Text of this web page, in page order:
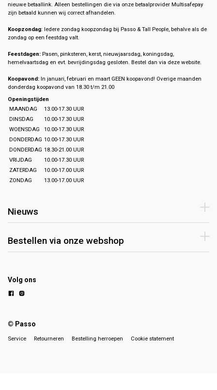
nieuwe betaallink. Alleen bestellingen die via onze betaalprovider Multisafepay
zijn betaald kunnen wij correct afhandelen.
Koopzondag: Iedere zondag koopzondag bij Passo & Tall People, behalve als de
zondag op een feestdag valt.
Feestdagen: Pasen, pinksteren, kerst, nieuwjaarsdag, koningsdag,
hemelvaartsdag en evt. bevrijdingsdag gesloten. Bestel dan via deze website.
Koopavond: In januari, februari en maart GEEN koopavond! Overige maanden
donderdag koopavond van 18.30 t/m 21.00
Openingstijden
MAANDAG
13.00-17.30 UUR
DINSDAG
10.00-17.30 UUR
WOENSDAG
10.00-17.30 UUR
DONDERDAG 10.00-17.30 UUR
DONDERDAG 18.30-21.00 UUR
VRIJDAG
10.00-17.30 UUR
ZATERDAG
10.00-17.00 UUR
ZONDAG
13.00-17.00 UUR
Nieuws
Bestellen via onze webshop
Volg ons
© Passo
Service Retourneren Bestelling herroepen Cookie statement